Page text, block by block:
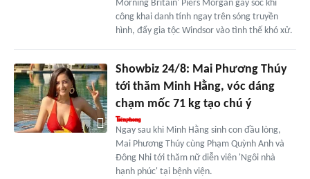
Morning Britain' Piers Morgan gây sốc khi
công khai danh tính ngay trên sóng truyền
hình, đẩy gia tộc Windsor vào tình thế khó xử.
Showbiz 24/8: Mai Phương Thúy
tới thăm Minh Hằng, vóc dáng
chạm mốc 71 kg tạo chú ý
Ngay sau khi Minh Hằng sinh con đầu lòng,
Mai Phương Thúy cùng Phạm Quỳnh Anh và
Đông Nhi tới thăm nữ diễn viên 'Ngôi nhà
hạnh phúc' tại bệnh viện.